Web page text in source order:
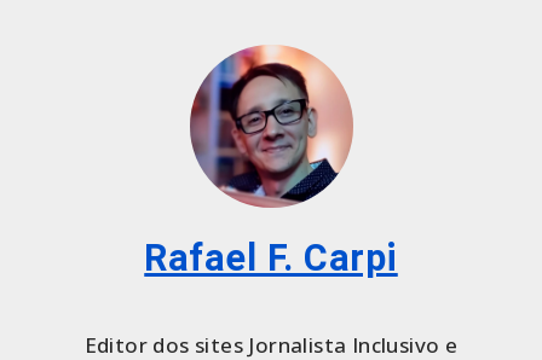
Rafael F. Carpi
Editor dos sites Jornalista Inclusivo e